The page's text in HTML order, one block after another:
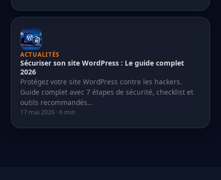
ACTUALITÉS
Sécuriser son site WordPress : Le guide complet
2026
Protégez votre site WordPress contre les hackers.
Guide complet avec 7 étapes de sécurité, checklist et
outils recommandés…
17 mai 2026 · 6 min